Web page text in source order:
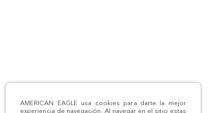
AMERICAN EAGLE usa cookies para darte la mejor
experiencia de navegación. Al navegar en el sitio estas